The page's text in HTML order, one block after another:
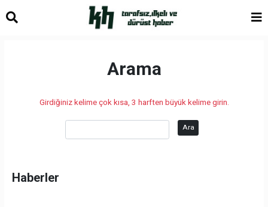
Arama
Girdiğiniz kelime çok kısa, 3 harften büyük kelime girin.
Ara
Haberler